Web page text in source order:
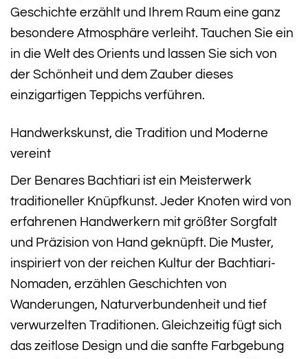
Geschichte erzählt und Ihrem Raum eine ganz
besondere Atmosphäre verleiht. Tauchen Sie ein
in die Welt des Orients und lassen Sie sich von
der Schönheit und dem Zauber dieses
einzigartigen Teppichs verführen.
Handwerkskunst, die Tradition und Moderne
vereint
Der Benares Bachtiari ist ein Meisterwerk
traditioneller Knüpfkunst. Jeder Knoten wird von
erfahrenen Handwerkern mit größter Sorgfalt
und Präzision von Hand geknüpft. Die Muster,
inspiriert von der reichen Kultur der Bachtiari-
Nomaden, erzählen Geschichten von
Wanderungen, Naturverbundenheit und tief
verwurzelten Traditionen. Gleichzeitig fügt sich
das zeitlose Design und die sanfte Farbgebung